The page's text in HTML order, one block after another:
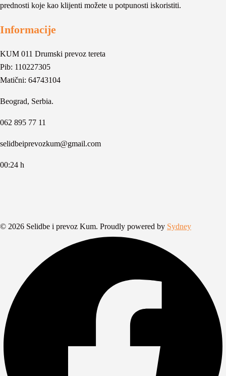
prednosti koje kao klijenti možete u potpunosti iskoristiti.
Informacije
KUM 011 Drumski prevoz tereta
Pib: 110227305
Matični: 64743104
Beograd, Serbia.
062 895 77 11
selidbeiprevozkum@gmail.com
00:24 h
© 2026 Selidbe i prevoz Kum. Proudly powered by Sydney